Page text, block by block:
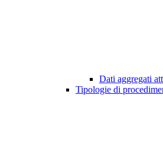
Dati aggregati
Tipologie di